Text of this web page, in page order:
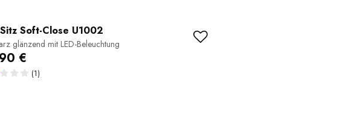
Soft-Close U1002
glänzend mit LED-Beleuchtung
€
(1)